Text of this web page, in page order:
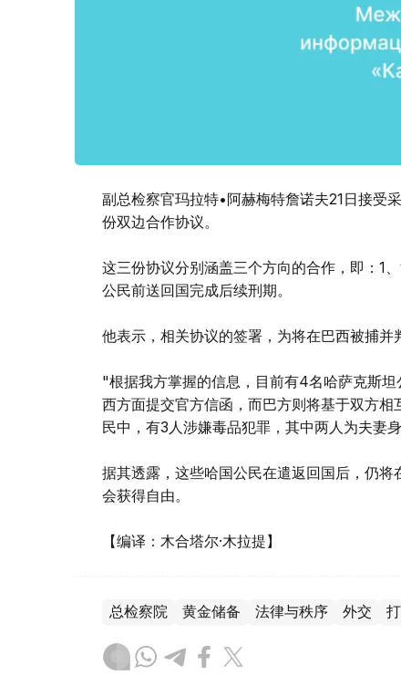
副总检察官玛拉特•阿赫梅特詹诺夫21日接受
份双边合作协议。
这三份协议分别涵盖三个方向的合作，即：1
公民前送回国完成后续刑期。
他表示，相关协议的签署，为将在巴西被捕并
"根据我方掌握的信息，目前有4名哈萨克斯
西方面提交官方信函，而巴方则将基于双方
民中，有3人涉嫌毒品犯罪，其中两人为夫妻
据其透露，这些哈国公民在遣返回国后，仍
会获得自由。
【编译：木合塔尔·木拉提】
总检察院 黄金储备 法律与秩序 外交